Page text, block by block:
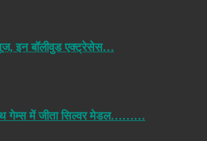
इन बॉलीवुड एक्ट्रेसेस…
गेम्स में जीता सिल्वर मेडल………